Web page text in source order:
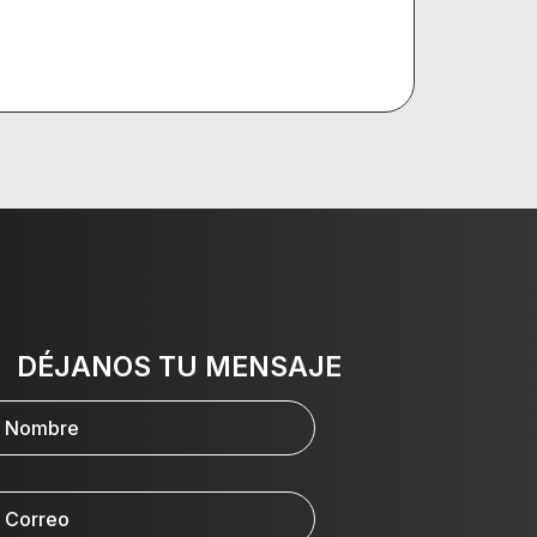
DÉJANOS TU MENSAJE